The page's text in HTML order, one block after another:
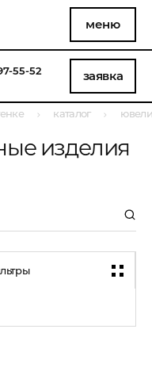
меню
55-52 заявка
каталог
изделия